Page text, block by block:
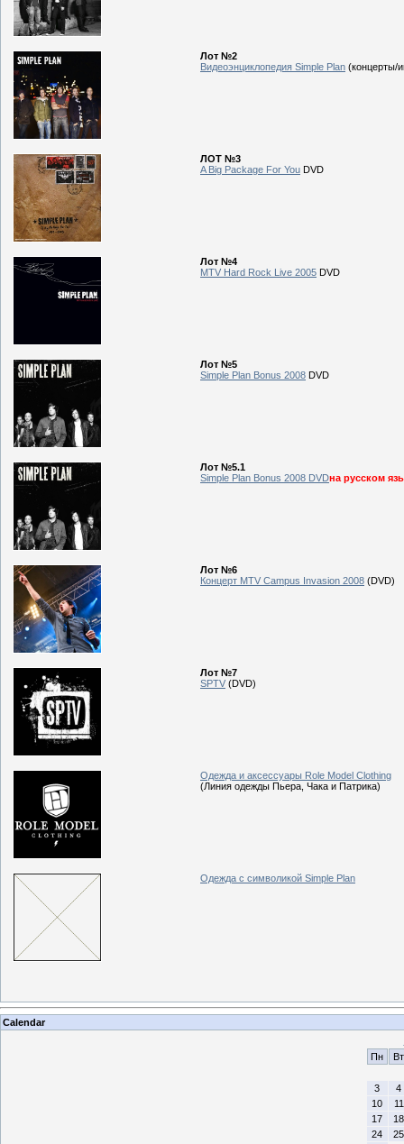
Лот №2
Видеоэнциклопедия Simple Plan (концерты/
ЛОТ №3
A Big Package For You DVD
Лот №4
MTV Hard Rock Live 2005 DVD
Лот №5
Simple Plan Bonus 2008 DVD
Лот №5.1
Simple Plan Bonus 2008 DVDна русском
Лот №6
Концерт MTV Campus Invasion 2008 (DVD)
Лот №7
SPTV (DVD)
Одежда и аксессуары Role Model Clothing
(Линия одежды Пьера, Чака и Патрика)
Одежда с символикой Simple Plan
Calendar
Пн
Вт
3
4
10
11
17
18
24
25